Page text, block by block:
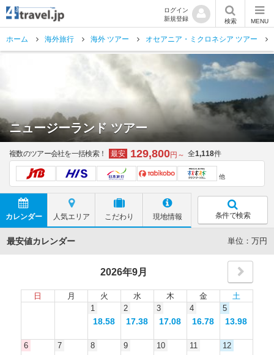
ログイン
新規登録
検索 MENU
ホーム 海外旅行 海外 ツアー オセアニア・ミクロネシア ツアー
ニュージーランド ツアー
複数のツアー会社を一括検索！ 最安 129,800円～ 全1,118件
他
カレンダー 人気エリア こだわり 現地情報 条件で検索
最安値カレンダー 単位：万円
2026年9月
日 月 火 水 木 金
土
1
18.58
2
17.38
3
17.08
4
16.78
5
13.98
6 7 8 9 10 11 12